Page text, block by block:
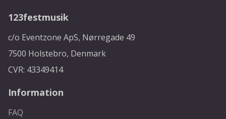
123festmusik
c/o Eventzone ApS, Nørregade 49
7500 Holstebro, Denmark
CVR: 43349414
Information
FAQ